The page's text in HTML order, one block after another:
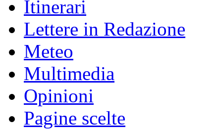
Itinerari
Lettere in Redazione
Meteo
Multimedia
Opinioni
Pagine scelte